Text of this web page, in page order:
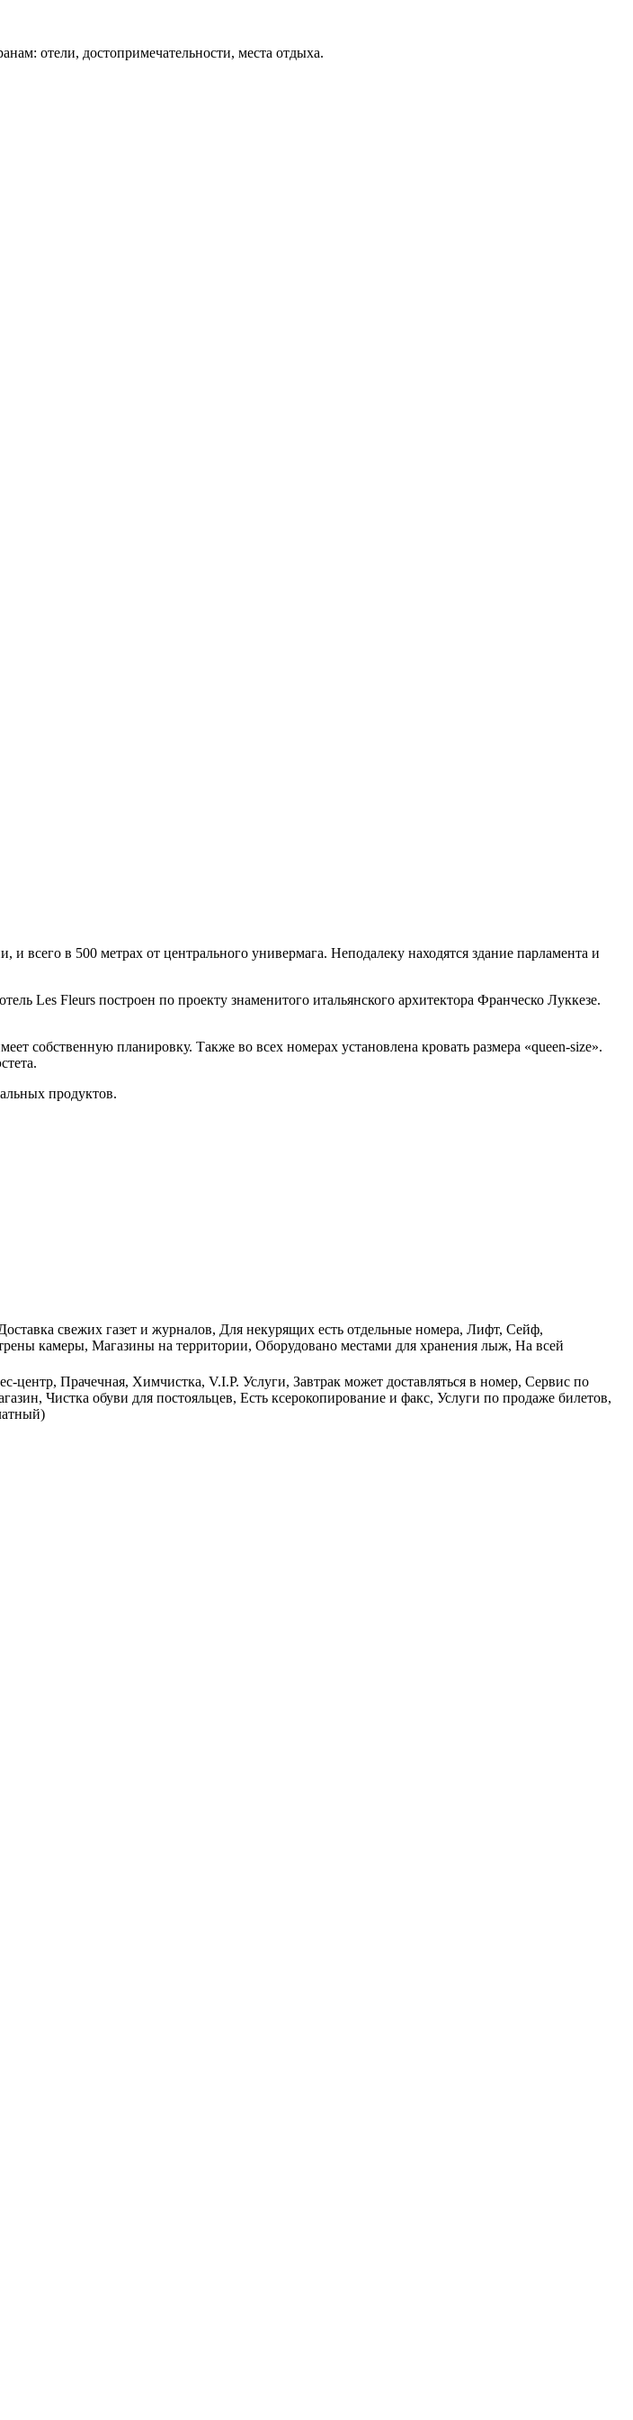
отели, достопримечательности, места отдыха.
в 500 метрах от центрального универмага. Неподалеку находятся здание парламента и
Les Fleurs построен по проекту знаменитого итальянского архитектора Франческо Луккезе.
собственную планировку. Также во всех номерах установлена кровать размера «queen-size».
продуктов.
свежих газет и журналов, Для некурящих есть отдельные номера, Лифт, Сейф,
камеры, Магазины на территории, Оборудовано местами для хранения лыж, На всей
центр, Прачечная, Химчистка, V.I.P. Услуги, Завтрак может доставляться в номер, Сервис по
Чистка обуви для постояльцев, Есть ксерокопирование и факс, Услуги по продаже билетов,